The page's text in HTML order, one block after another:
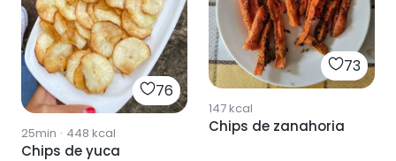
76
25min · 448 kcal
Chips de yuca
73
147kcal
Chips de zanahoria